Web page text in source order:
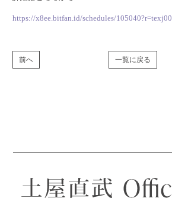
https://x8ee.bitfan.id/schedules/105040?r=texj00
前へ 一覧に戻る